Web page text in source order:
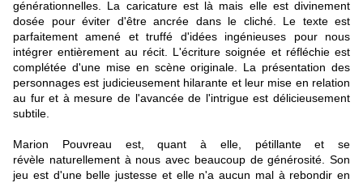
générationnelles. La caricature est là mais elle est divinement
dosée pour éviter d'être ancrée dans le cliché. Le texte est
parfaitement amené et truffé d'idées ingénieuses pour nous
intégrer entièrement au récit. L'écriture soignée et réfléchie est
complétée d'une mise en scène originale. La présentation des
personnages est judicieusement hilarante et leur mise en relation
au fur et à mesure de l'avancée de l'intrigue est délicieusement
subtile.
Marion Pouvreau est, quant à elle, pétillante et se
révèle naturellement à nous avec beaucoup de générosité. Son
jeu est d'une belle justesse et elle n'a aucun mal à rebondir en